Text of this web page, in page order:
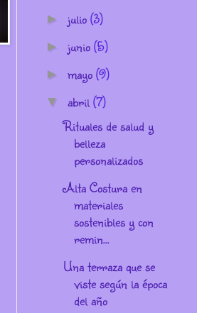
► julio(3)
► junio(5)
► mayo(9)
▼ abril(7)
Rituales de salud y
belleza
personalizados
Alta Costura en
materiales
sostenibles y con
remin...
Una terraza que se
viste según la época
del año